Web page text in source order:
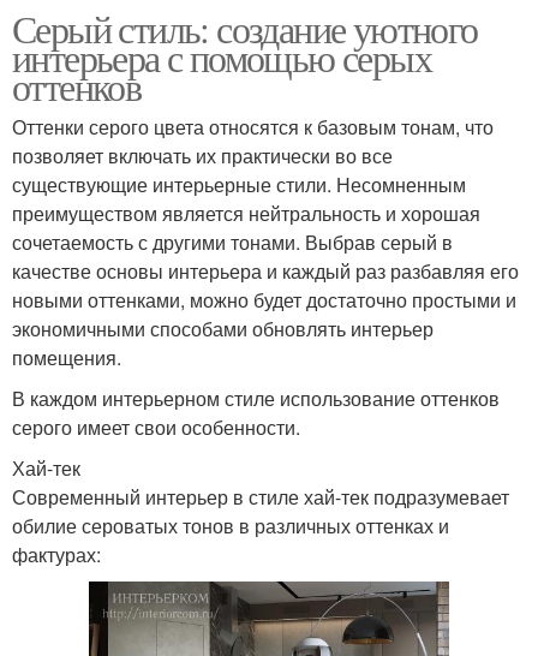
Серый стиль: создание уютного
интерьера с помощью серых
оттенков
Оттенки серого цвета относятся к базовым тонам, что
позволяет включать их практически во все
существующие интерьерные стили. Несомненным
преимуществом является нейтральность и хорошая
сочетаемость с другими тонами. Выбрав серый в
качестве основы интерьера и каждый раз разбавляя его
новыми оттенками, можно будет достаточно простыми и
экономичными способами обновлять интерьер
помещения.
В каждом интерьерном стиле использование оттенков
серого имеет свои особенности.
Хай-тек
Современный интерьер в стиле хай-тек подразумевает
обилие сероватых тонов в различных оттенках и
фактурах: